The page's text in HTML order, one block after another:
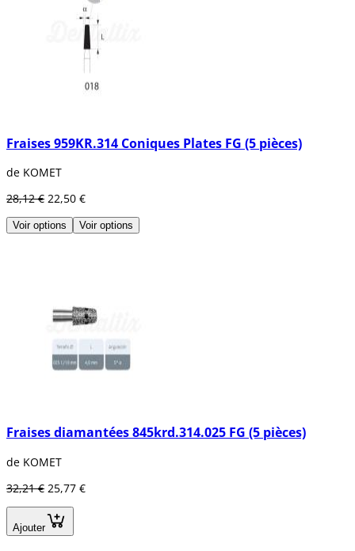
Fraises 959KR.314 Coniques Plates FG (5 pièces)
de KOMET
28,12 € 22,50 €
Voir options Voir options
Fraises diamantées 845krd.314.025 FG (5 pièces)
de KOMET
32,21 € 25,77 €
Ajouter